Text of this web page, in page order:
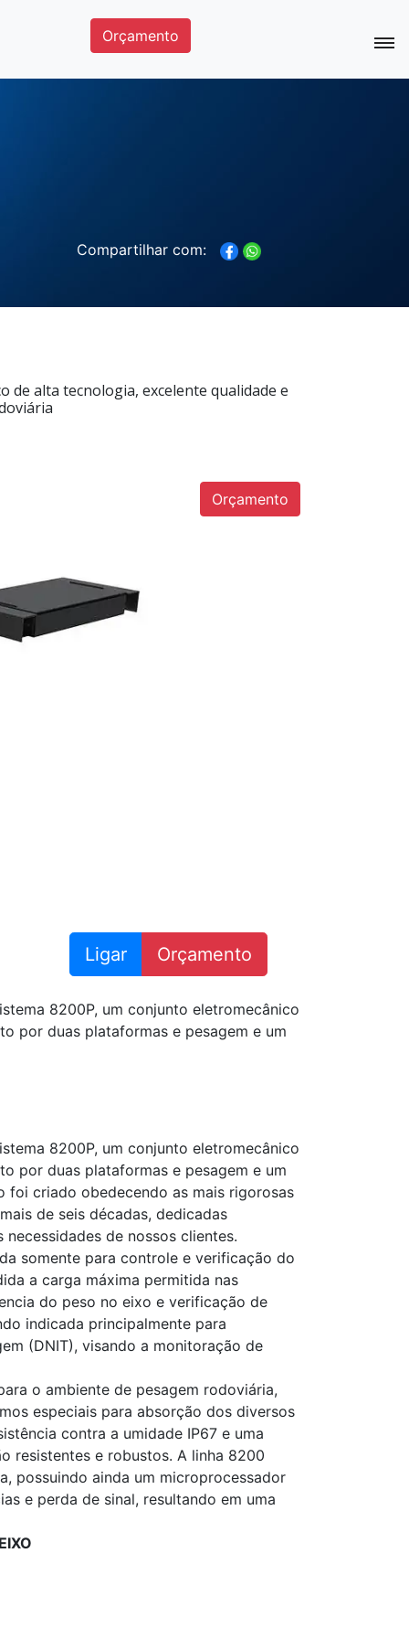
Orçamento
Compartilhar com:
de alta tecnologia, excelente qualidade e
Orçamento
Ligar Orçamento
8200P, um conjunto eletromecânico
por duas plataformas e pesagem e um
8200P, um conjunto eletromecânico
por duas plataformas e pesagem e um
criado obedecendo as mais rigorosas
de seis décadas, dedicadas
de nossos clientes.
somente para controle e verificação do
a carga máxima permitida nas
do peso no eixo e verificação de
indicada principalmente para
(DNIT), visando a monitoração de
o ambiente de pesagem rodoviária,
especiais para absorção dos diversos
contra a umidade IP67 e uma
resistentes e robustos. A linha 8200
possuindo ainda um microprocessador
e perda de sinal, resultando em uma